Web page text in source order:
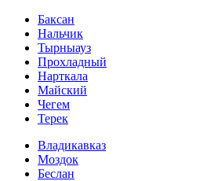
Баксан
Нальчик
Тырныауз
Прохладный
Нарткала
Майский
Чегем
Терек
Владикавказ
Моздок
Беслан